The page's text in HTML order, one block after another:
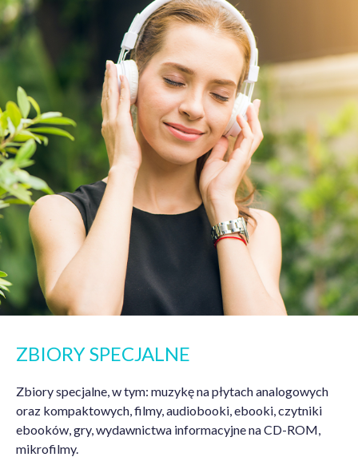
ZBIORY SPECJALNE
Zbiory specjalne, w tym: muzykę na płytach analogowych
oraz kompaktowych, filmy, audiobooki, ebooki, czytniki
ebooków, gry, wydawnictwa informacyjne na CD-ROM,
mikrofilmy.